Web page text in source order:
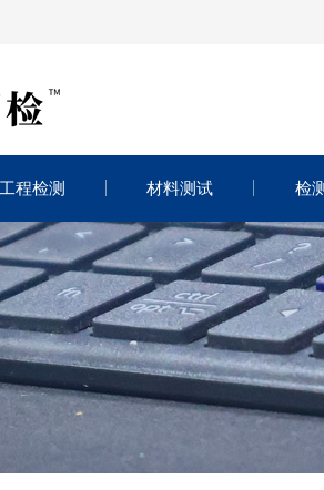
工程检测 材料测试 检